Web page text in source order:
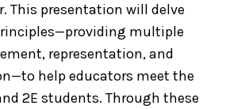
This presentation will delve
multiple
representation, and
help educators meet the
2E students. Through these